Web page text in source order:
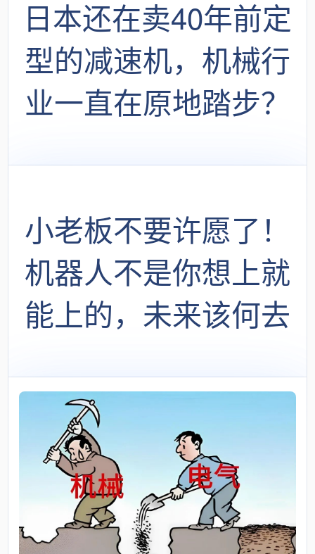
日本还在卖40年前定
型的减速机，机械行
业一直在原地踏步？
小老板不要许愿了！
机器人不是你想上就
能上的，未来该何去